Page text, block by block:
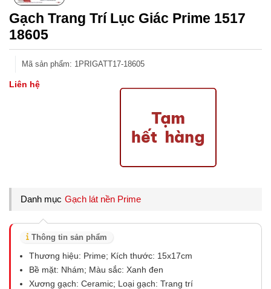
Gạch Trang Trí Lục Giác Prime 1517
18605
Mã sản phẩm: 1PRIGATT17-18605
Liên hệ
Danh mục Gạch lát nền Prime
Thông tin sản phẩm
Thương hiệu: Prime; Kích thước: 15x17cm
Bề mặt: Nhám; Màu sắc: Xanh đen
Xương gạch: Ceramic; Loại gạch: Trang trí